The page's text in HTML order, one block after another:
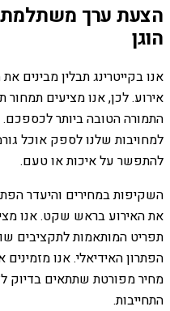
הצעת ערך משתלמת:
הוגן
אנו בקייטרינג תבלין מבינים
אירוע. לכן, אנו מציעים
למחויבות שלנו לספק אוכל
להתפשר על איכות או טעם.
השקיפות במחירים והיעדר
את האירוע בראש שקט. אנו
תפריט המותאמות לתקציבים
הפתרון האידיאלי. אנו
מחיר מפורטת שתתאים בדיוק
התחייבות.